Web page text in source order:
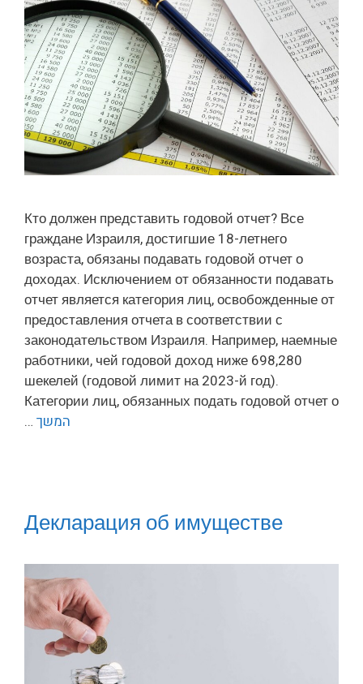
Кто должен представить годовой отчет? Все
граждане Израиля, достигшие 18-летнего
возраста, обязаны подавать годовой отчет о
доходах. Исключением от обязанности подавать
отчет является категория лиц, освобожденные от
предоставления отчета в соответствии с
законодательством Израиля. Например, наемные
работники, чей годовой доход ниже 698,280
шекелей (годовой лимит на 2023-й год).
Категории лиц, обязанных подать годовой отчет о
… המשך
Декларация об имуществе